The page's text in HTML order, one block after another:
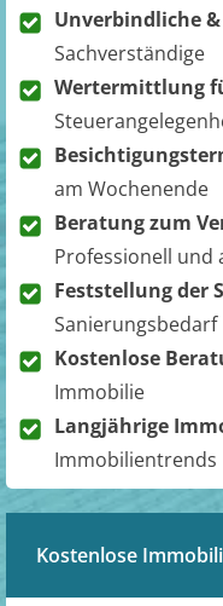
Unverbindliche
Sachverständige
Wertermittlung
am Wochenende
Beratung zum
Professionell und
Feststellung der
Sanierungsbedarf
Kostenlose
Immobilie
Langjährige
Immobilientrends
Kostenlose